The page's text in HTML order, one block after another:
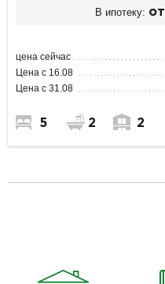
В ипотеку:
цена сейчас
Цена с 16.08
Цена с 31.08
5 2 2